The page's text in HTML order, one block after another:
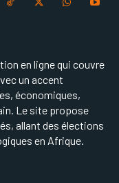
en ligne qui couvre
un accent
économiques,
Le site propose
allant des élections
en Afrique.